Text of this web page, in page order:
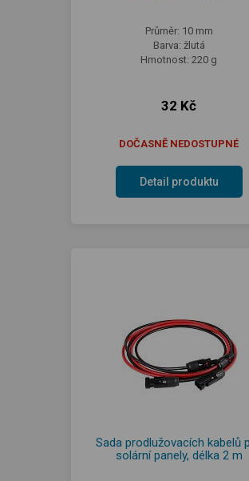
Průměr: 10 mm
Barva: žlutá
Hmotnost: 220 g
32 Kč
DOČASNĚ NEDOSTUPNÉ
Detail produktu
Sada prodlužovacích kabelů
solární panely, délka 2 m